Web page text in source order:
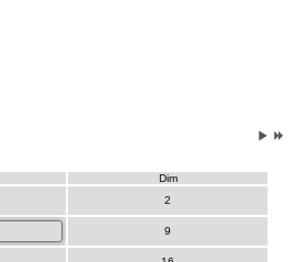
Dim
2
9